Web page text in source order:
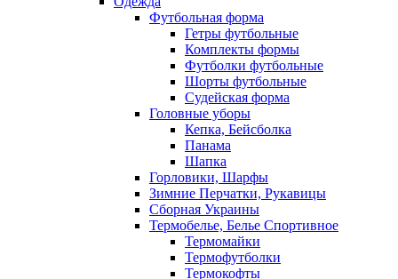
Футбольная форма
Гетры футбольные
Комплекты формы
Футболки футбольные
Шорты футбольные
Судейская форма
Головные уборы
Кепка, Бейсболка
Панама
Шапка
Горловики, Шарфы
Зимние Перчатки, Рукавицы
Сборная Украины
Термобелье, Белье Спортивное
Термомайки
Термофутболки
Термокофты